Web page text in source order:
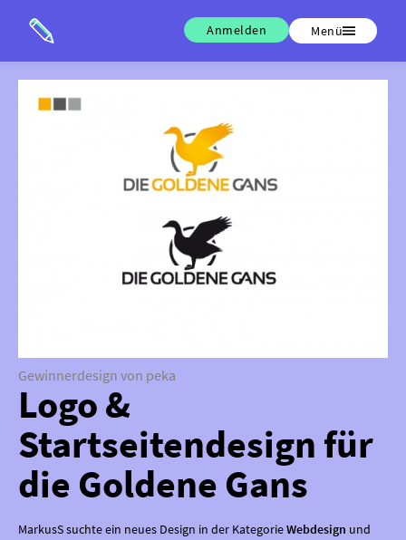
Anmelden Menü
Gewinnerdesign von peka
Logo &
Startseitendesign für
die Goldene Gans
MarkusS suchte ein neues Design in der KategorieWebdesign und